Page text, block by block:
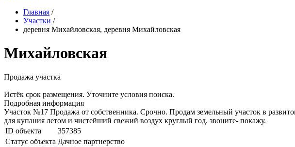
Главная /
Участки /
деревня Михайловская, деревня Михайловская
Михайловская
Продажа участка
Истёк срок размещения. Уточните условия поиска.
Подробная информация
Участок №17 Продажа от собственника. Срочно. Продам земельный участок в
для купания летом и чистейший свежий воздух круглый год. звоните- покажу.
ID объекта
357385
Статус объекта Дачное партнерство